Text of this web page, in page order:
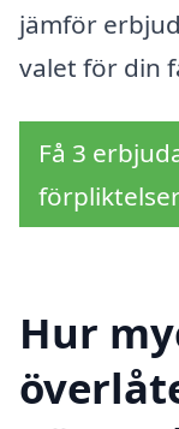
jämför
valet för din
Få 3
Hur